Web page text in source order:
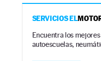
SERVICIOS EL
Encuentra los
autoescuelas,